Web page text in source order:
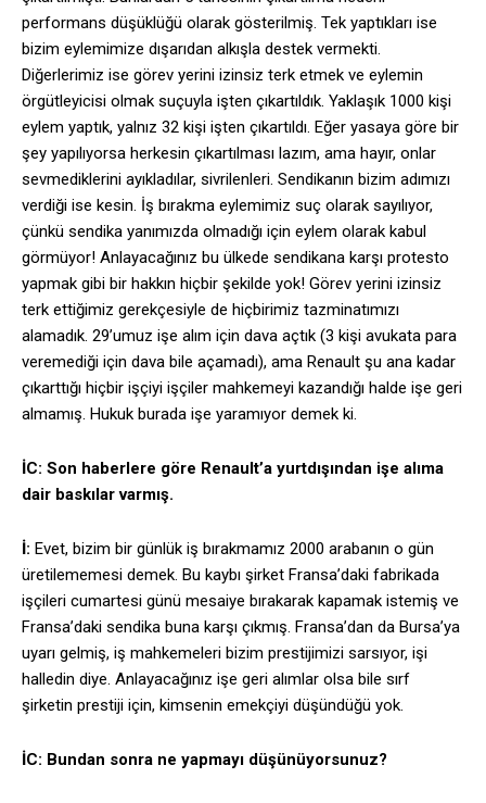
performans düşüklüğü olarak gösterilmiş. Tek yaptıkları ise
bizim eylemimize dışarıdan alkışla destek vermekti.
Diğerlerimiz ise görev yerini izinsiz terk etmek ve eylemin
örgütleyicisi olmak suçuyla işten çıkartıldık. Yaklaşık 1000 kişi
eylem yaptık, yalnız 32 kişi işten çıkartıldı. Eğer yasaya göre bir
şey yapılıyorsa herkesin çıkartılması lazım, ama hayır, onlar
sevmediklerini ayıkladılar, sivrilenleri. Sendikanın bizim adımızı
verdiği ise kesin. İş bırakma eylemimiz suç olarak sayılıyor,
çünkü sendika yanımızda olmadığı için eylem olarak kabul
görmüyor! Anlayacağınız bu ülkede sendikana karşı protesto
yapmak gibi bir hakkın hiçbir şekilde yok! Görev yerini izinsiz
terk ettiğimiz gerekçesiyle de hiçbirimiz tazminatımızı
alamadık. 29’umuz işe alım için dava açtık (3 kişi avukata para
veremediği için dava bile açamadı), ama Renault şu ana kadar
çıkarttığı hiçbir işçiyi işçiler mahkemeyi kazandığı halde işe geri
almamış. Hukuk burada işe yaramıyor demek ki.
İC: Son haberlere göre Renault’a yurtdışından işe alıma
dair baskılar varmış.
İ: Evet, bizim bir günlük iş bırakmamız 2000 arabanın o gün
üretilememesi demek. Bu kaybı şirket Fransa’daki fabrikada
işçileri cumartesi günü mesaiye bırakarak kapamak istemiş ve
Fransa’daki sendika buna karşı çıkmış. Fransa’dan da Bursa’ya
uyarı gelmiş, iş mahkemeleri bizim prestijimizi sarsıyor, işi
halledin diye. Anlayacağınız işe geri alımlar olsa bile sırf
şirketin prestiji için, kimsenin emekçiyi düşündüğü yok.
İC: Bundan sonra ne yapmayı düşünüyorsunuz?